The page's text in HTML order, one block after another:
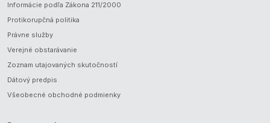
Informácie podľa Zákona 211/2000
Protikorupčná politika
Právne služby
Verejné obstarávanie
Zoznam utajovaných skutočností
Dátový predpis
Všeobecné obchodné podmienky